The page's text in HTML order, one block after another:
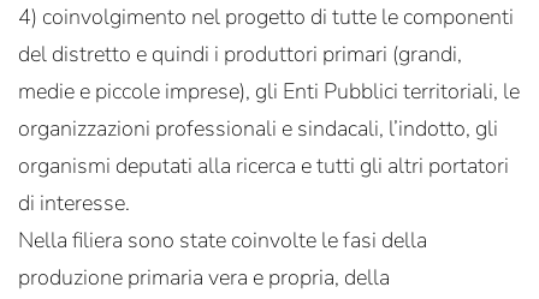
4) coinvolgimento nel progetto di tutte le componenti
del distretto e quindi i produttori primari (grandi,
medie e piccole imprese), gli Enti Pubblici territoriali, le
organizzazioni professionali e sindacali, l’indotto, gli
organismi deputati alla ricerca e tutti gli altri portatori
di interesse.
Nella filiera sono state coinvolte le fasi della
produzione primaria vera e propria, della